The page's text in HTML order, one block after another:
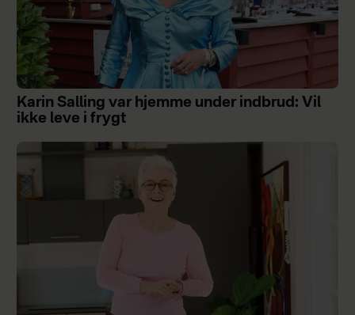
Karin Salling var hjemme under indbrud: Vil
ikke leve i frygt